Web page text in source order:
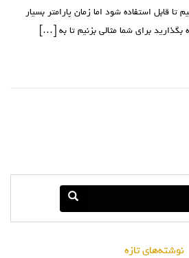
تا قابل استفاده شود اما زمان پارامتر بسیار
برای شما مثالی بزنیم تا به […]
نوشته‌های تازه